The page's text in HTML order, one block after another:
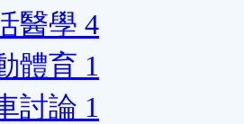
醫學 4
體育 1
討論 1